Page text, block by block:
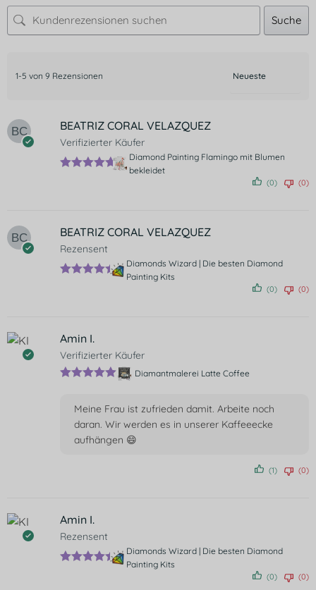
Suche
1-5 von 9 Rezensionen
BEATRIZ CORAL VELAZQUEZ
Verifizierter Käufer
Diamond Painting Flamingo mit Blumen
bekleidet
(0) (0)
BEATRIZ CORAL VELAZQUEZ
Rezensent
Diamonds Wizard | Die besten Diamond
Painting Kits
(0) (0)
Amin I.
Verifizierter Käufer
Diamantmalerei Latte Coffee
Meine Frau ist zufrieden damit. Arbeite noch
daran. Wir werden es in unserer Kaffeeecke
aufhängen 😄
(1) (0)
Amin I.
Rezensent
Diamonds Wizard | Die besten Diamond
Painting Kits
(0) (0)